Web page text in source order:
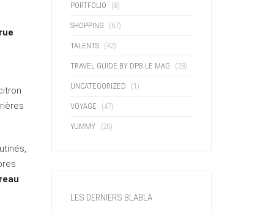
PORTFOLIO (8)
SHOPPING (67)
TALENTS (42)
TRAVEL GUIDE BY DPB LE MAG (28)
UNCATEGORIZED (1)
VOYAGE (47)
YUMMY (20)
LES DERNIERS BLABLA